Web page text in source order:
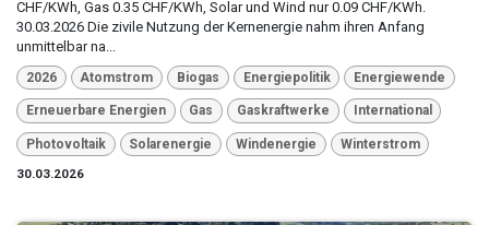
CHF/KWh, Gas 0.35 CHF/KWh, Solar und Wind nur 0.09 CHF/KWh.
30.03.2026 Die zivile Nutzung der Kernenergie nahm ihren Anfang
unmittelbar na...
2026 Atomstrom Biogas Energiepolitik Energiewende
Erneuerbare Energien Gas Gaskraftwerke International
Photovoltaik Solarenergie Windenergie
Winterstrom
30.03.2026